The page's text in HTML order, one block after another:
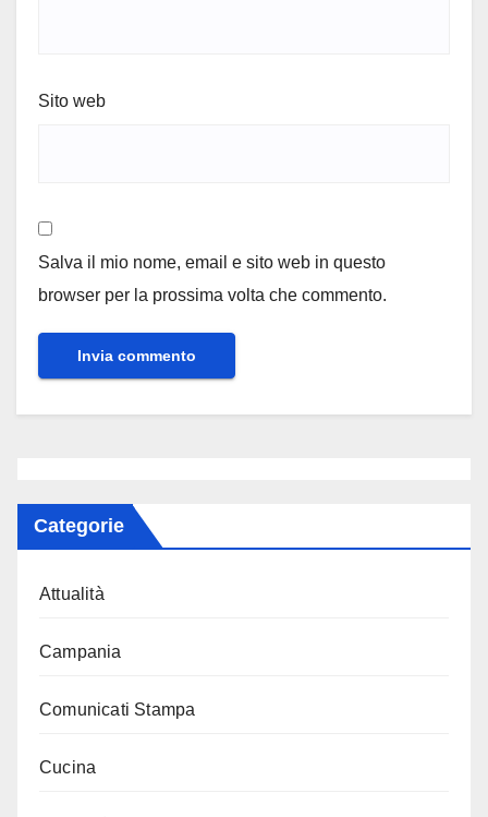
Sito web
Salva il mio nome, email e sito web in questo
browser per la prossima volta che commento.
Categorie
Attualità
Campania
Comunicati Stampa
Cucina